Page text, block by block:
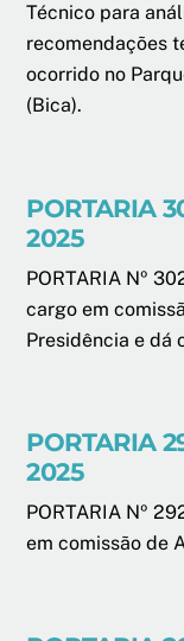
Técnico para
recomendações
ocorrido no
(Bica).
PORTARIA
2025
PORTARIA Nº
cargo em
Presidência e dá
PORTARIA
2025
PORTARIA Nº
em comissão de